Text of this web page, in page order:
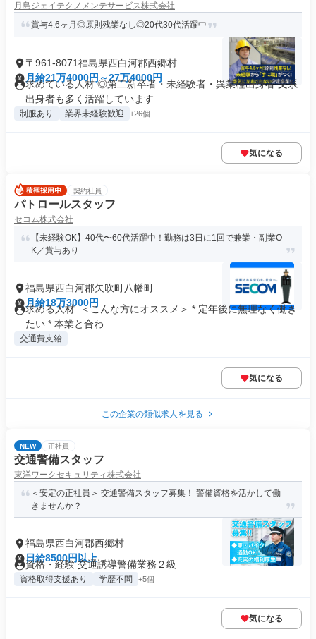
月島ジェイテクノメンテサービス株式会社
賞与4.6ヶ月◎原則残業なし◎20代30代活躍中
〒961-8071福島県西白河郡西郷村
月給21万4000円～27万4000円
求めている人材 ◎第二新卒者・未経験者・異業種出身者 文系
出身者も多く活躍しています...
制服あり 業界未経験歓迎 +26個
気になる
契約社員
パトロールスタッフ
セコム株式会社
【未経験OK】40代〜60代活躍中！勤務は3日に1回で兼業・副業O
K／賞与あり
福島県西白河郡矢吹町八幡町
月給18万3000円
求める人材: ＜こんな方にオススメ＞ * 定年後に無理なく働き
たい * 本業と合わ...
交通費支給
気になる
この企業の類似求人を見る
NEW 正社員
交通警備スタッフ
東洋ワークセキュリティ株式会社
＜安定の正社員＞ 交通警備スタッフ募集！ 警備資格を活かして働
きませんか？
福島県西白河郡西郷村
日給8500円以上
資格・経験 交通誘導警備業務２級
資格取得支援あり 学歴不問 +5個
気になる